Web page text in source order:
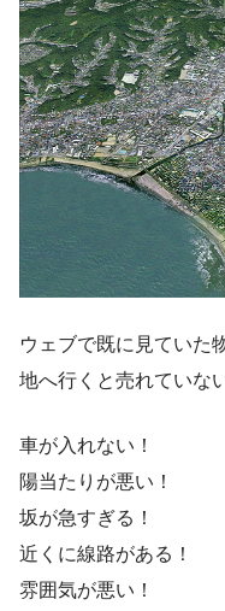
ウェブで既に見ていた
地へ行くと売れていな
車が入れない！
陽当たりが悪い！
坂が急すぎる！
近くに線路がある！
雰囲気が悪い！